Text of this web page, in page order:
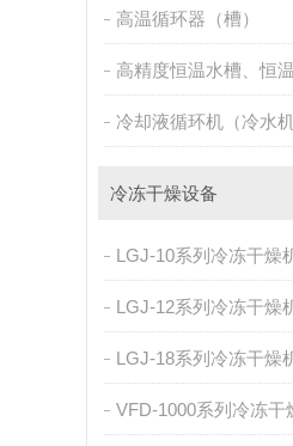
高温循环器（槽）
高精度恒温水槽、恒
冷却液循环机（冷水机
冷冻干燥设备
LGJ-10系列冷冻干燥
LGJ-12系列冷冻干燥
LGJ-18系列冷冻干燥
VFD-1000系列冷冻干